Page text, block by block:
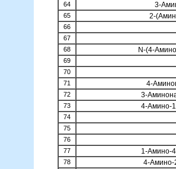
64
3-
65 2-
66
67
68
N-(4-
69
70
71
4-
72 3-
73 4-Амино-
74
75
76
77
1-Амино-
78 4-Амино-